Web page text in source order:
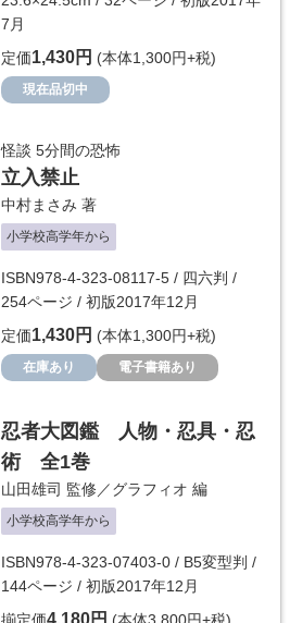
7月
定価1,430円 (本体1,300円+税)
現在品切中
怪談 5分間の恐怖
立入禁止
中村まさみ 著
小学校高学年から
ISBN978-4-323-08117-5 / 四六判 /
254ページ / 初版2017年12月
定価1,430円 (本体1,300円+税)
在庫あり 電子書籍あり
忍者大図鑑 人物・忍具・忍
術 全1巻
山田雄司 監修／グラフィオ 編
小学校高学年から
ISBN978-4-323-07403-0 / B5変型判 /
144ページ / 初版2017年12月